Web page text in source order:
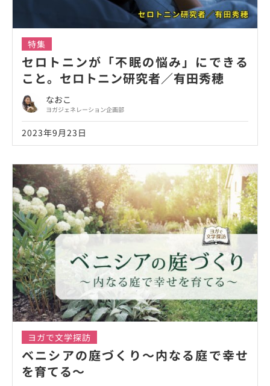
特集
セロトニンが「不眠の悩み」にできる
こと。セロトニン研究者／有田秀穂
なおこ
ヨガジェネレーション企画部
2023年9月23日
ヨガで文学探訪
ベニシアの庭づくり～内なる庭で幸せ
を育てる～